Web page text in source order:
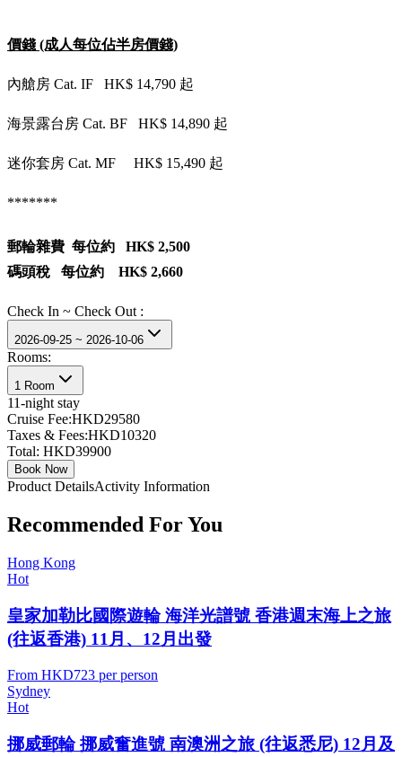
價錢 (成人每位佔半房價錢)
內艙房 Cat. IF HK$ 14,790 起
海景露台房 Cat. BF HK$ 14,890 起
迷你套房 Cat. MF HK$ 15,490 起
*******
郵輪雜費 每位約 HK$ 2,500
碼頭稅 每位約 HK$ 2,660
Check In ~ Check Out :
2026-09-25 ~ 2026-10-06
Rooms:
1 Room
11-night stay
Cruise Fee:HKD29580
Taxes & Fees:HKD10320
Total: HKD39900
Book Now
Product DetailsActivity Information
Recommended For You
Hong Kong
Hot
皇家加勒比國際遊輪 海洋光譜號 香港週末海上之旅
(往返香港) 11月、12月出發
From HKD723 per person
Sydney
Hot
挪威郵輪 挪威奮進號 南澳洲之旅 (往返悉尼) 12月及